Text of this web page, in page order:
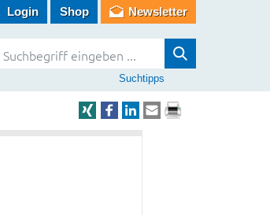
Login Shop Newsletter
Suchtipps